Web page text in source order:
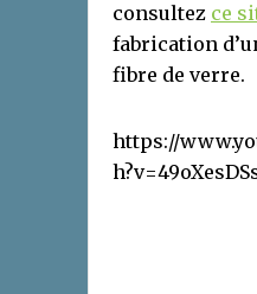
consultez ce
fabrication
fibre de verre.
https://